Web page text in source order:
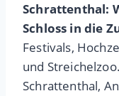
Schrattenthal:
Schloss in die
Festivals,
und
Schrattenthal,